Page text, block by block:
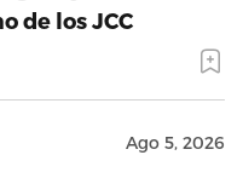
de los JCC
Ago 5, 2026